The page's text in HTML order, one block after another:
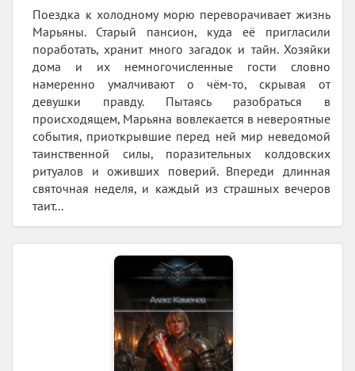
Поездка к холодному морю переворачивает жизнь
Марьяны. Старый пансион, куда её пригласили
поработать, хранит много загадок и тайн. Хозяйки
дома и их немногочисленные гости словно
намеренно умалчивают о чём-то, скрывая от
девушки правду. Пытаясь разобраться в
происходящем, Марьяна вовлекается в невероятные
события, приоткрывшие перед ней мир неведомой
таинственной силы, поразительных колдовских
ритуалов и оживших поверий. Впереди длинная
святочная неделя, и каждый из страшных вечеров
таит...